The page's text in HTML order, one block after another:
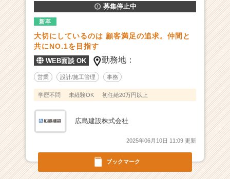
r】
創
業
5
5
年
の
史
ブックマーク
募集停止中
新卒
大切にしているのは 顧客満足の追求。仲間と
共にNO.1を目指す
WEB面談 OK 勤務地：
営業 設計/施工管理 事務
学歴不問 未経験OK 初任給20万円以上
広島建設株式会社
2025年06月10日 11:09 更新